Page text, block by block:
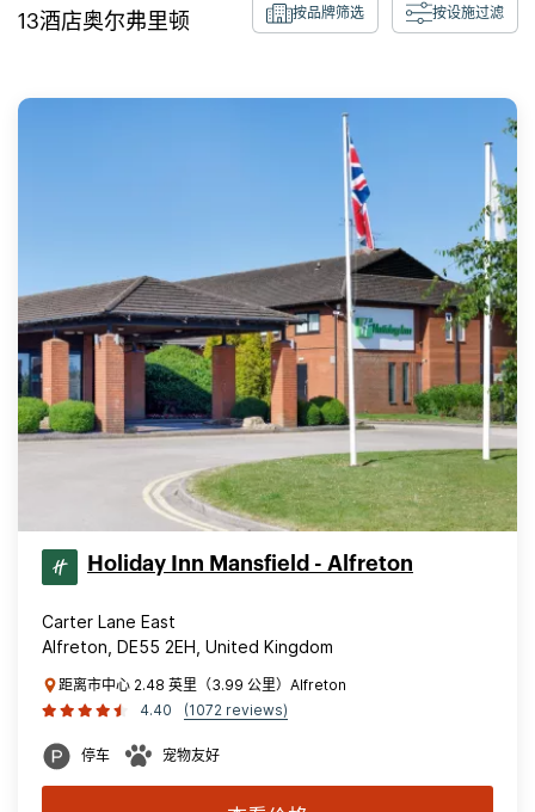
13酒店奥尔弗里顿 按品牌筛选 按设施过滤
Holiday Inn Mansfield - Alfreton
Carter Lane East
Alfreton, DE55 2EH, United Kingdom
距离市中心 2.48 英里（3.99 公里）Alfreton
4.40
(1072 reviews)
停车 宠物友好